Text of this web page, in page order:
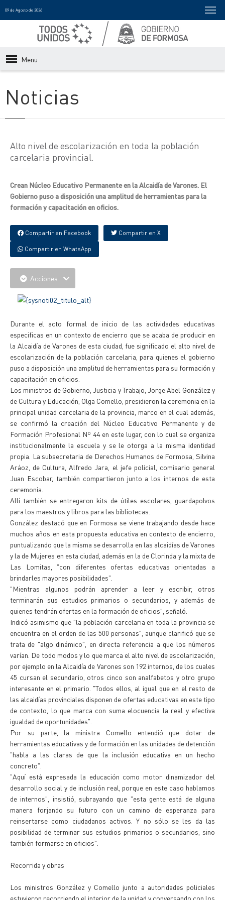
09 de Agosto de 2026
Menu
Noticias
Alto nivel de escolarización en toda la población
carcelaria provincial.
Crean Núcleo Educativo Permanente en la Alcaidía de Varones. El
Gobierno puso a disposición una amplitud de herramientas para la
formación y capacitación en oficios.
Compartir en Facebook Compartir en X
Compartir en WhatsApp
Acciones
Durante el acto formal de inicio de las actividades educativas
especificas en un contexto de encierro que se acaba de producir en
la Alcaidía de Varones de esta ciudad, fue significado el alto nivel de
escolarización de la población carcelaria, para quienes el gobierno
puso a disposición una amplitud de herramientas para su formación y
capacitación en oficios.
Los ministros de Gobierno, Justicia y Trabajo, Jorge Abel González y
de Cultura y Educación, Olga Comello, presidieron la ceremonia en la
principal unidad carcelaria de la provincia, marco en el cual además,
se confirmó la creación del Núcleo Educativo Permanente y de
Formación Profesional Nº 44 en este lugar, con lo cual se organiza
institucionalmente la escuela y se le otorga a la misma identidad
propia. La subsecretaria de Derechos Humanos de Formosa, Silvina
Aráoz, de Cultura, Alfredo Jara, el jefe policial, comisario general
Juan Escobar, también compartieron junto a los internos de esta
ceremonia.
Allí también se entregaron kits de útiles escolares, guardapolvos
para los maestros y libros para las bibliotecas.
González destacó que en Formosa se viene trabajando desde hace
muchos años en esta propuesta educativa en contexto de encierro,
puntualizando que la misma se desarrolla en las alcaidías de Varones
y la de Mujeres en esta ciudad, además en la de Clorinda y la mixta de
Las Lomitas, "con diferentes ofertas educativas orientadas a
brindarles mayores posibilidades".
"Mientras algunos podrán aprender a leer y escribir, otros
terminarán sus estudios primarios o secundarios, y además de
quienes tendrán ofertas en la formación de oficios", señaló.
Indicó asimismo que "la población carcelaria en toda la provincia se
encuentra en el orden de las 500 personas", aunque clarificó que se
trata de "algo dinámico", en directa referencia a que los números
varían. De todo modos y lo que marca el alto nivel de escolarización,
por ejemplo en la Alcaidía de Varones son 192 internos, de los cuales
45 cursan el secundario, otros cinco son analfabetos y otro grupo
interesante en el primario. "Todos ellos, al igual que en el resto de
las alcaidías provinciales disponen de ofertas educativas en este tipo
de contexto, lo que marca con suma elocuencia la real y efectiva
igualdad de oportunidades".
Por su parte, la ministra Comello entendió que dotar de
herramientas educativas y de formación en las unidades de detención
"habla a las claras de que la inclusión educativa en un hecho
concreto".
"Aquí está expresada la educación como motor dinamizador del
desarrollo social y de inclusión real, porque en este caso hablamos
de internos", insistió, subrayando que "esta gente está de alguna
manera forjando su futuro con un camino de esperanza para
reinsertarse como ciudadanos activos. Y no sólo se les da las
posibilidad de terminar sus estudios primarios o secundarios, sino
también formarse en oficios".
Recorrida y obras
Los ministros González y Comello junto a autoridades policiales
estuvieron recorriendo el interior de la unidad y conversando con los